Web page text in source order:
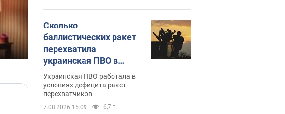
Сколько
баллистических ракет
перехватила
украинская ПВО в
июле: в Минобороны
назвали цифру
Украинская ПВО работала в
условиях дефицита ракет-
перехватчиков
7.08.2026 15:09 6,7 т.